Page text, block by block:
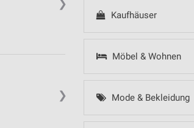
Kaufhäuser
Möbel & Wohnen
Mode & Bekleidung
❯
❯